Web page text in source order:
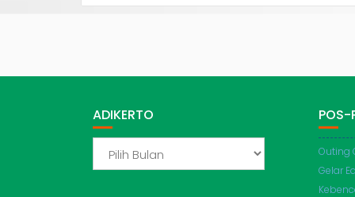
ADIKERTO POS-
Outing
Gelar